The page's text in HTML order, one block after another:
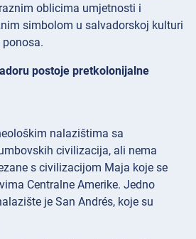
oblicima umjetnosti i
simbolom u salvadorskoj kulturi
postoje pretkolonijalne
nalazištima sa
civilizacija, ali nema
s civilizacijom Maja koje se
Centralne Amerike. Jedno
je San Andrés, koje su